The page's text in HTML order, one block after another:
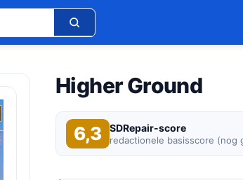
Higher Ground
6,3 SDRepair-score
redactionele basisscore (nog